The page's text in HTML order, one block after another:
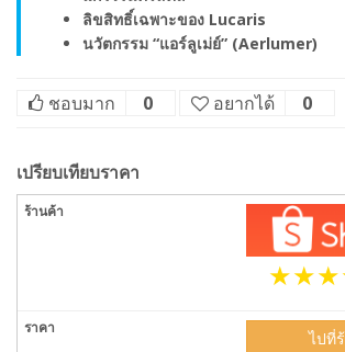
ลิขสิทธิ์เฉพาะของ Lucaris
นวัตกรรม “แอร์ลูเม่ย์” (Aerlumer)
ชอบมาก 0 อยากได้ 0
เปรียบเทียบราคา
ไปที่